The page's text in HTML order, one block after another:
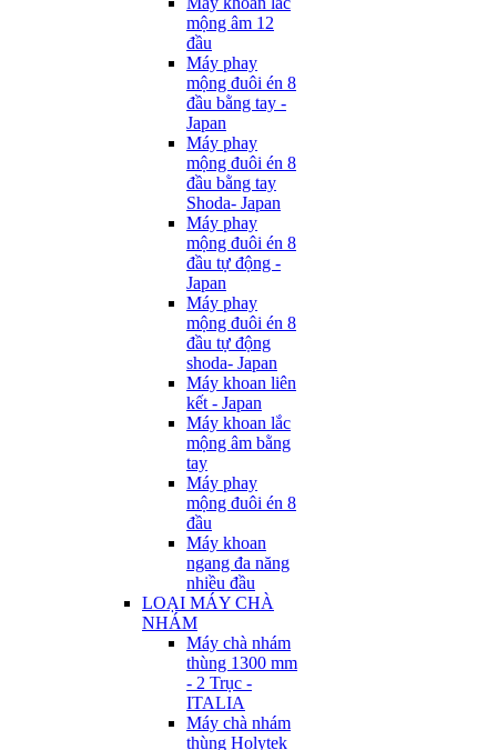
mộng âm 12
đầu
Máy phay
mộng đuôi én 8
đầu bằng tay -
Japan
Máy phay
mộng đuôi én 8
đầu bằng tay
Shoda- Japan
Máy phay
mộng đuôi én 8
đầu tự động -
Japan
Máy phay
mộng đuôi én 8
đầu tự động
shoda- Japan
Máy khoan liên
kết - Japan
Máy khoan lắc
mộng âm bằng
tay
Máy phay
mộng đuôi én 8
đầu
Máy khoan
ngang đa năng
nhiều đầu
LOẠI MÁY CHÀ
NHÁM
Máy chà nhám
thùng 1300 mm
- 2 Trục -
ITALIA
Máy chà nhám
thùng Holytek